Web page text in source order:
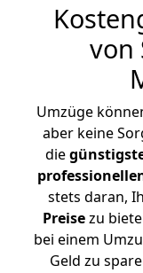
von
Umzüge
aber keine
die
stets daran,
Preisezu
bei einem
Geld zu